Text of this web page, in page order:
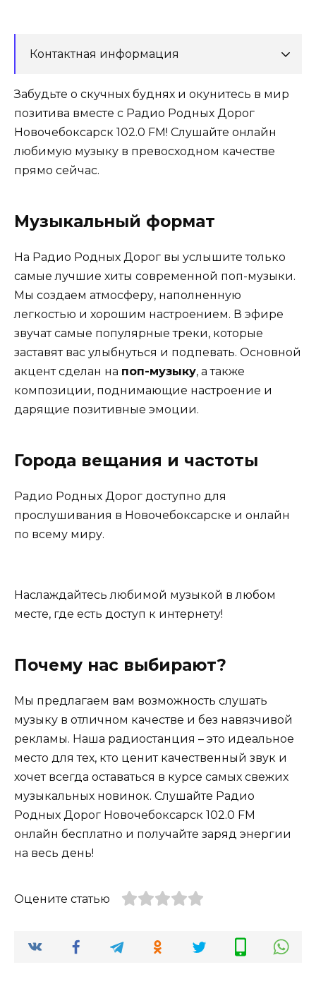
Контактная информация
Забудьте о скучных буднях и окунитесь в мир
позитива вместе с Радио Родных Дорог
Новочебоксарск 102.0 FM! Слушайте онлайн
любимую музыку в превосходном качестве
прямо сейчас.
Музыкальный формат
На Радио Родных Дорог вы услышите только
самые лучшие хиты современной поп-музыки.
Мы создаем атмосферу, наполненную
легкостью и хорошим настроением. В эфире
звучат самые популярные треки, которые
заставят вас улыбнуться и подпевать. Основной
акцент сделан на поп-музыку, а также
композиции, поднимающие настроение и
дарящие позитивные эмоции.
Города вещания и частоты
Радио Родных Дорог доступно для
прослушивания в Новочебоксарске и онлайн
по всему миру.
Наслаждайтесь любимой музыкой в любом
месте, где есть доступ к интернету!
Почему нас выбирают?
Мы предлагаем вам возможность слушать
музыку в отличном качестве и без навязчивой
рекламы. Наша радиостанция – это идеальное
место для тех, кто ценит качественный звук и
хочет всегда оставаться в курсе самых свежих
музыкальных новинок. Слушайте Радио
Родных Дорог Новочебоксарск 102.0 FM
онлайн бесплатно и получайте заряд энергии
на весь день!
Оцените статью